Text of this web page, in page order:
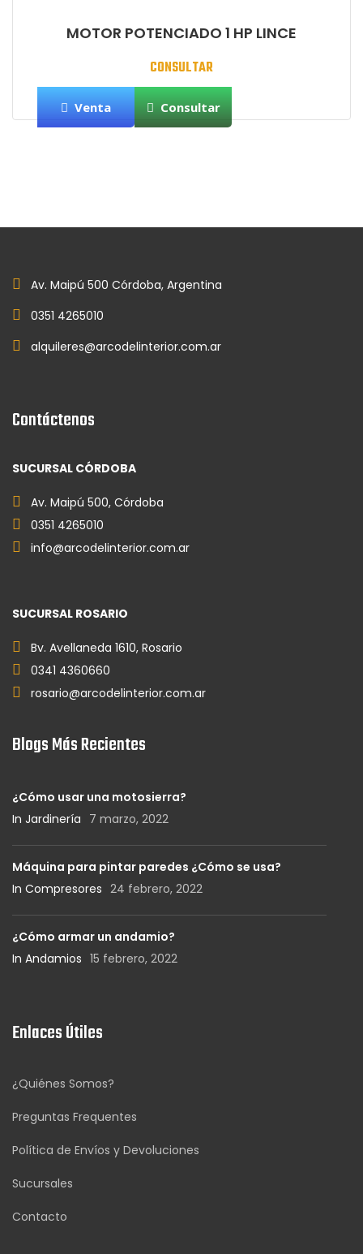
MOTOR POTENCIADO 1 HP LINCE
CONSULTAR
Av. Maipú 500 Córdoba, Argentina
0351 4265010
alquileres@arcodelinterior.com.ar
Contáctenos
SUCURSAL CÓRDOBA
Av. Maipú 500, Córdoba
0351 4265010
info@arcodelinterior.com.ar
SUCURSAL ROSARIO
Bv. Avellaneda 1610, Rosario
0341 4360660
rosario@arcodelinterior.com.ar
Blogs Más Recientes
¿Cómo usar una motosierra?
In Jardinería 7 marzo, 2022
Máquina para pintar paredes ¿Cómo se usa?
In Compresores 24 febrero, 2022
¿Cómo armar un andamio?
In Andamios 15 febrero, 2022
Enlaces Útiles
¿Quiénes Somos?
Preguntas Frequentes
Política de Envíos y Devoluciones
Sucursales
Contacto
Venta Consultar